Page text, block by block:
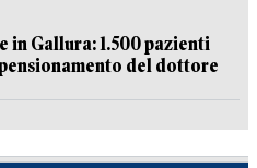
in Gallura: 1.500 pazienti
del dottore